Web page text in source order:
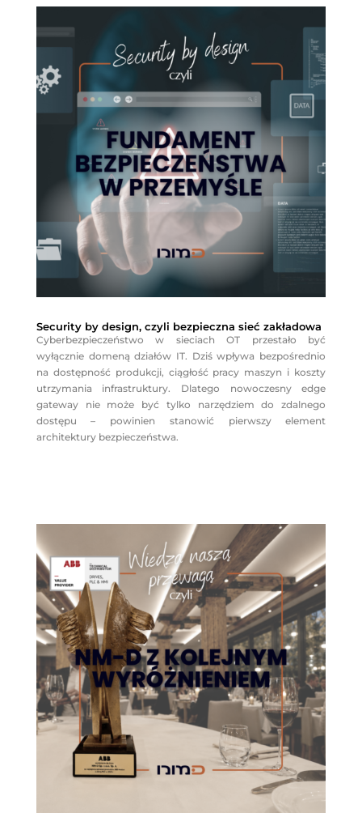
Security by design, czyli bezpieczna sieć zakładowa
Cyberbezpieczeństwo w sieciach OT przestało być
wyłącznie domeną działów IT. Dziś wpływa bezpośrednio
na dostępność produkcji, ciągłość pracy maszyn i koszty
utrzymania infrastruktury. Dlatego nowoczesny edge
gateway nie może być tylko narzędziem do zdalnego
dostępu – powinien stanowić pierwszy element
architektury bezpieczeństwa.